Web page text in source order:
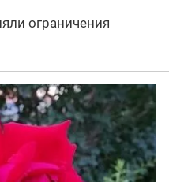
ограничения